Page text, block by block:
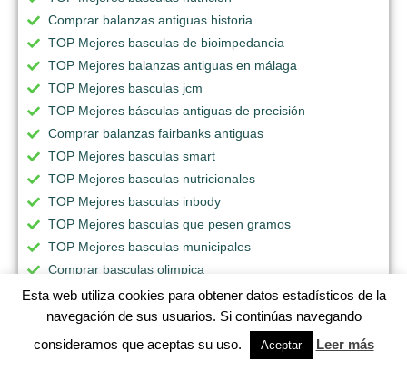
Comprar balanzas antiguas historia
TOP Mejores basculas de bioimpedancia
TOP Mejores balanzas antiguas en málaga
TOP Mejores basculas jcm
TOP Mejores básculas antiguas de precisión
Comprar balanzas fairbanks antiguas
TOP Mejores basculas smart
TOP Mejores basculas nutricionales
TOP Mejores basculas inbody
TOP Mejores basculas que pesen gramos
TOP Mejores basculas municipales
Comprar basculas olimpica
TOP Mejores basculas fruteria
TOP Mejores balanzas ariso antiguas
TOP Mejores basculas nuevo laredo
TOP Mejores bascula xiaomi mi body
Esta web utiliza cookies para obtener datos estadísticos de la
navegación de sus usuarios. Si continúas navegando
consideramos que aceptas su uso.
Aceptar Leer más